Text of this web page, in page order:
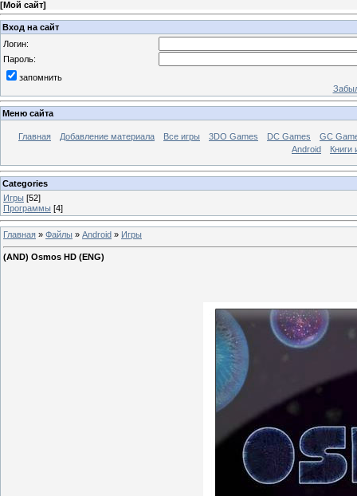
[Мой сайт]
Вход на сайт
Логин:
Пароль:
запомнить
Меню сайта
Главная Добавление материала Все игры 3DO Games DC Games
GC
Android
Книги
Categories
Игры [52]
Программы [4]
Главная » Файлы » Android » Игры
(AND) Osmos HD (ENG)